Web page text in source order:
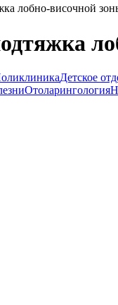
лобно-височной
Детское
Отоларингология